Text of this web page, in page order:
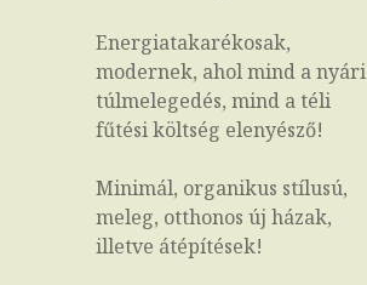
Energiatakarékosak,
modernek, ahol mind a nyári
túlmelegedés, mind a téli
fűtési költség elenyésző!
Minimál, organikus stílusú,
meleg, otthonos új házak,
illetve átépítések!